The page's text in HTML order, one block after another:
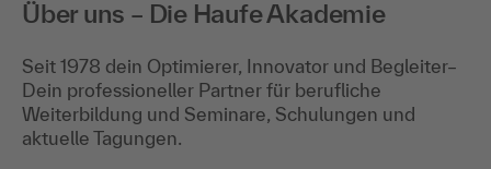
Über uns – Die Haufe Akademie
Seit 1978 dein Optimierer, Innovator und Begleiter–
Dein professioneller Partner für berufliche
Weiterbildung und Seminare, Schulungen und
aktuelle Tagungen.